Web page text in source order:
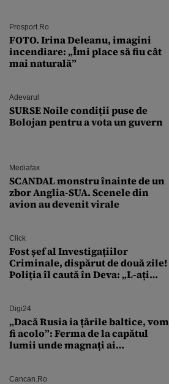
Prosport.ro
FOTO. Irina Deleanu, imagini
incendiare: „Îmi place să fiu cât
mai naturală”
Adevarul
SURSE Noile condiții puse de
Bolojan pentru a vota un guvern
Mediafax
SCANDAL monstru înainte de un
zbor Anglia-SUA. Scenele din
avion au devenit virale
Click
Fost șef al Investigațiilor
Criminale, dispărut de două zile!
Poliția îl caută în Deva: „L-ați
Digi24
„Dacă Rusia ia țările baltice, vom
fi acolo”: Ferma de la capătul
lumii unde magnați ai
Cancan.ro